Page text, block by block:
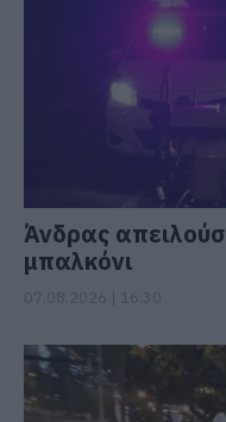
Άνδρας
μπαλκόνι